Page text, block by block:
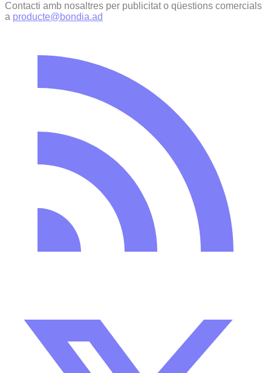
Contacti amb nosaltres per publicitat o qüestions comercials
a producte@bondia.ad